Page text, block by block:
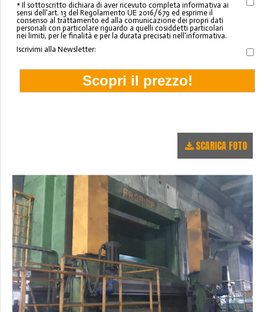
* Il sottoscritto dichiara di aver ricevuto completa informativa ai
sensi dell'art. 13 del Regolamento UE 2016/679 ed esprime il
consenso al trattamento ed alla comunicazione dei propri dati
personali con particolare riguardo a quelli cosiddetti particolari
nei limiti, per le finalità e per la durata precisati nell'informativa.
Iscrivimi alla Newsletter:
SCARICA FOTO